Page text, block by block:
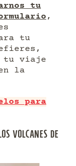
tu
,
tu
tu viaje
la
para
VOLCANES DE